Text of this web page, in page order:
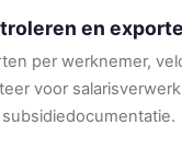
en
per werknemer,
voor
subsidiedocumentatie.